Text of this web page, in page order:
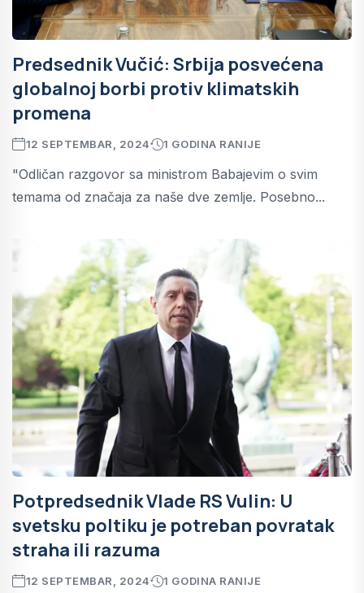
Predsednik Vučić: Srbija posvećena
globalnoj borbi protiv klimatskih
promena
12 SEPTEMBAR, 2024 1 GODINA RANIJE
"Odličan razgovor sa ministrom Babajevim o svim
temama od značaja za naše dve zemlje. Posebno...
Potpredsednik Vlade RS Vulin: U
svetsku poltiku je potreban povratak
straha ili razuma
12 SEPTEMBAR, 2024 1 GODINA RANIJE